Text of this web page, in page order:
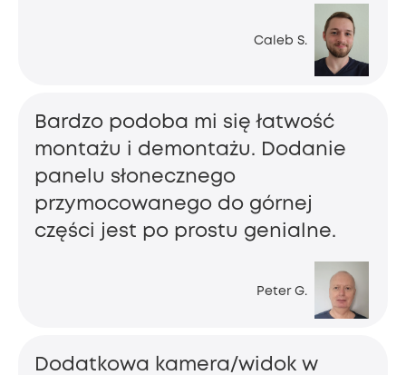
Caleb S.
Peter G.
Bardzo podoba mi się łatwość
montażu i demontażu. Dodanie
panelu słonecznego
przymocowanego do górnej
części jest po prostu genialne.
Dodatkowa kamera/widok w